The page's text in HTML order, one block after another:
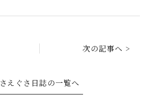
次の記事へ >
さえぐさ日誌の一覧へ